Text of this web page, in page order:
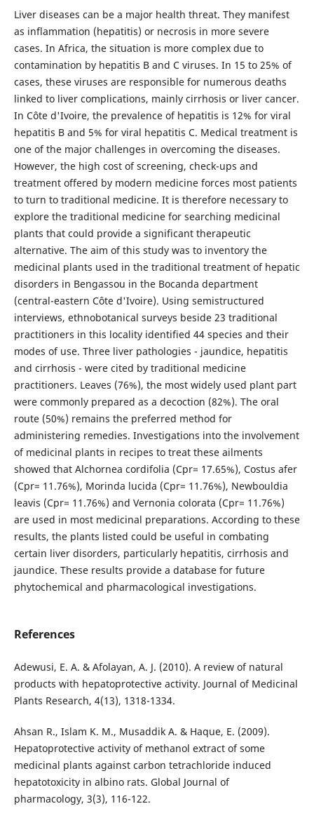
Liver diseases can be a major health threat. They manifest
as inflammation (hepatitis) or necrosis in more severe
cases. In Africa, the situation is more complex due to
contamination by hepatitis B and C viruses. In 15 to 25% of
cases, these viruses are responsible for numerous deaths
linked to liver complications, mainly cirrhosis or liver cancer.
In Côte d'Ivoire, the prevalence of hepatitis is 12% for viral
hepatitis B and 5% for viral hepatitis C. Medical treatment is
one of the major challenges in overcoming the diseases.
However, the high cost of screening, check-ups and
treatment offered by modern medicine forces most patients
to turn to traditional medicine. It is therefore necessary to
explore the traditional medicine for searching medicinal
plants that could provide a significant therapeutic
alternative. The aim of this study was to inventory the
medicinal plants used in the traditional treatment of hepatic
disorders in Bengassou in the Bocanda department
(central-eastern Côte d'Ivoire). Using semistructured
interviews, ethnobotanical surveys beside 23 traditional
practitioners in this locality identified 44 species and their
modes of use. Three liver pathologies - jaundice, hepatitis
and cirrhosis - were cited by traditional medicine
practitioners. Leaves (76%), the most widely used plant part
were commonly prepared as a decoction (82%). The oral
route (50%) remains the preferred method for
administering remedies. Investigations into the involvement
of medicinal plants in recipes to treat these ailments
showed that Alchornea cordifolia (Cpr= 17.65%), Costus afer
(Cpr= 11.76%), Morinda lucida (Cpr= 11.76%), Newbouldia
leavis (Cpr= 11.76%) and Vernonia colorata (Cpr= 11.76%)
are used in most medicinal preparations. According to these
results, the plants listed could be useful in combating
certain liver disorders, particularly hepatitis, cirrhosis and
jaundice. These results provide a database for future
phytochemical and pharmacological investigations.
References
Adewusi, E. A. & Afolayan, A. J. (2010). A review of natural
products with hepatoprotective activity. Journal of Medicinal
Plants Research, 4(13), 1318-1334.
Ahsan R., Islam K. M., Musaddik A. & Haque, E. (2009).
Hepatoprotective activity of methanol extract of some
medicinal plants against carbon tetrachloride induced
hepatotoxicity in albino rats. Global Journal of
pharmacology, 3(3), 116-122.